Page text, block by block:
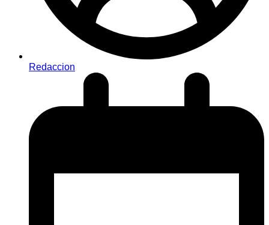
Redaccion